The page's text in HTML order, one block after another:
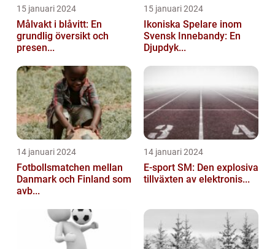
15 januari 2024
Målvakt i blåvitt: En
grundlig översikt och
presen...
15 januari 2024
Ikoniska Spelare inom
Svensk Innebandy: En
Djupdyk...
14 januari 2024
Fotbollsmatchen mellan
Danmark och Finland som
avb...
14 januari 2024
E-sport SM: Den explosiva
tillväxten av elektronis...